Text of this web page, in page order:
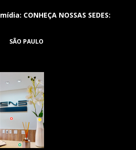
CONHEÇA NOSSAS SEDES:
SÃO PAULO